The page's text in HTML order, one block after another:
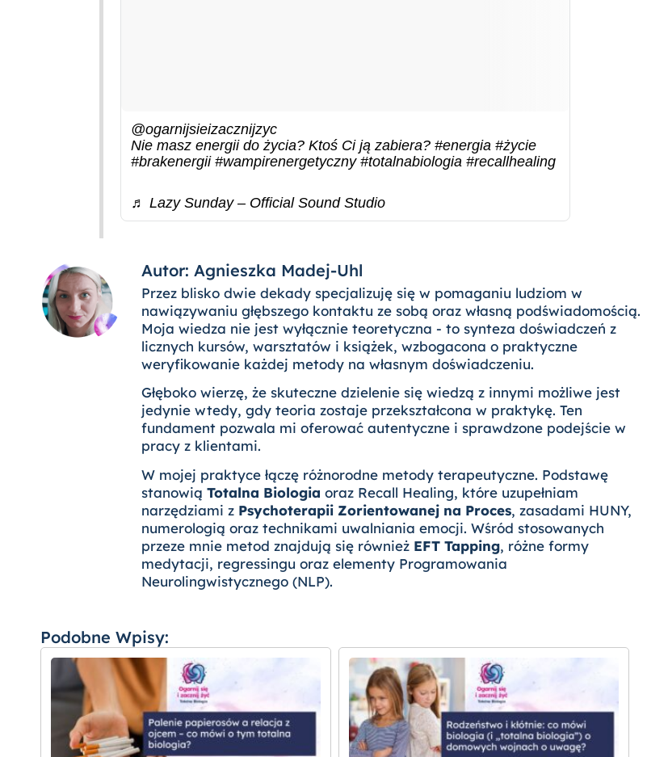
@ogarnijsieizacznijzyc
Nie masz energii do życia? Ktoś Ci ją zabiera? #energia #życie
#brakenergii #wampirenergetyczny #totalnabiologia #recallhealing
♬ Lazy Sunday – Official Sound Studio
Autor: Agnieszka Madej-Uhl
Przez blisko dwie dekady specjalizuję się w pomaganiu ludziom w
nawiązywaniu głębszego kontaktu ze sobą oraz własną podświadomością.
Moja wiedza nie jest wyłącznie teoretyczna - to synteza doświadczeń z
licznych kursów, warsztatów i książek, wzbogacona o praktyczne
weryfikowanie każdej metody na własnym doświadczeniu.
Głęboko wierzę, że skuteczne dzielenie się wiedzą z innymi możliwe jest
jedynie wtedy, gdy teoria zostaje przekształcona w praktykę. Ten
fundament pozwala mi oferować autentyczne i sprawdzone podejście w
pracy z klientami.
W mojej praktyce łączę różnorodne metody terapeutyczne. Podstawę
stanowią Totalna Biologia oraz Recall Healing, które uzupełniam
narzędziami z Psychoterapii Zorientowanej na Proces, zasadami HUNY,
numerologią oraz technikami uwalniania emocji. Wśród stosowanych
przeze mnie metod znajdują się również EFT Tapping, różne formy
medytacji, regressingu oraz elementy Programowania
Neurolingwistycznego (NLP).
Podobne Wpisy: